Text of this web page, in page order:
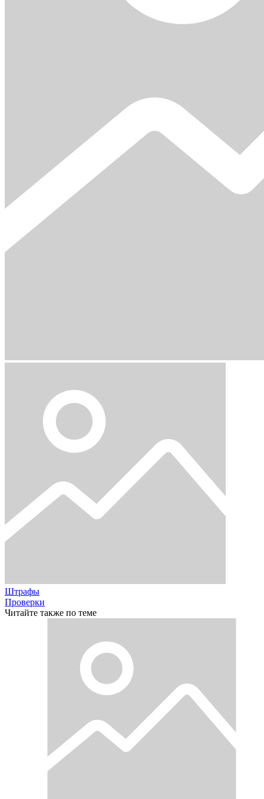
Штрафы
Проверки
Читайте также по теме